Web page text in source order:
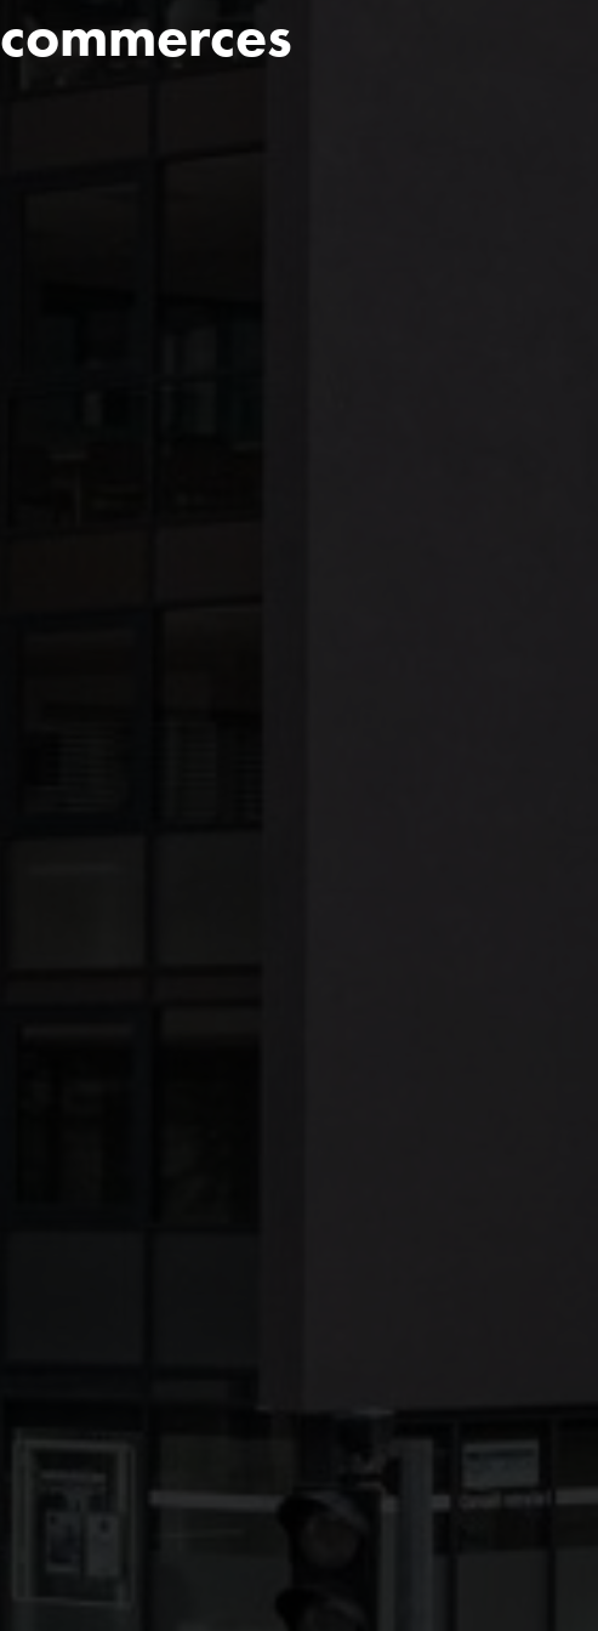
commerces